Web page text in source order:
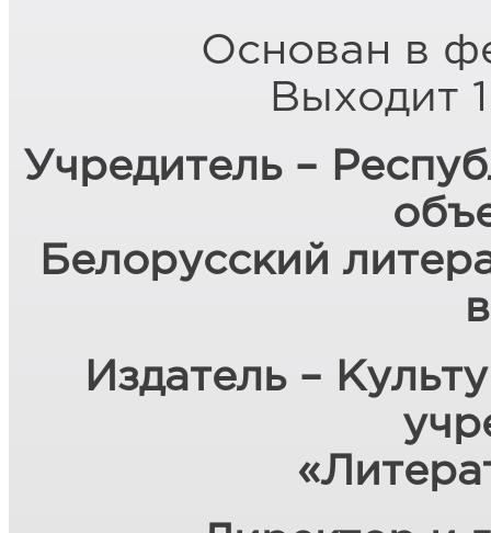
Основан в
Выходит
Учредитель –
Белорусский
Издатель –